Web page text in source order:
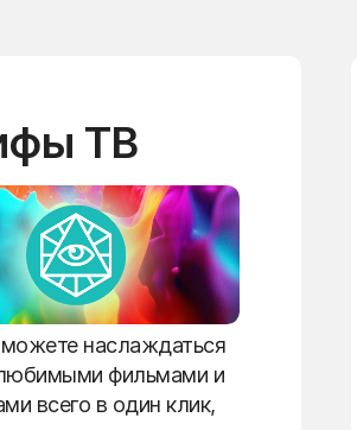
ТВ
наслаждаться
фильмами и
всего в один клик,